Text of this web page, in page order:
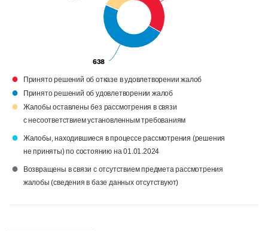
638
638
● Принято решений об отказе в удовлетворении жалоб
● Принято решений об удовлетворении жалоб
●
Жалобы оставлены без рассмотрения в связи
с несоответствием установленным требованиям
●
Жалобы, находившиеся в процессе рассмотрения (решения
не приняты) по состоянию на 01.01.2024
●
Возвращены в связи с отсутствием предмета рассмотрения
жалобы (сведения в базе данных отсутствуют)